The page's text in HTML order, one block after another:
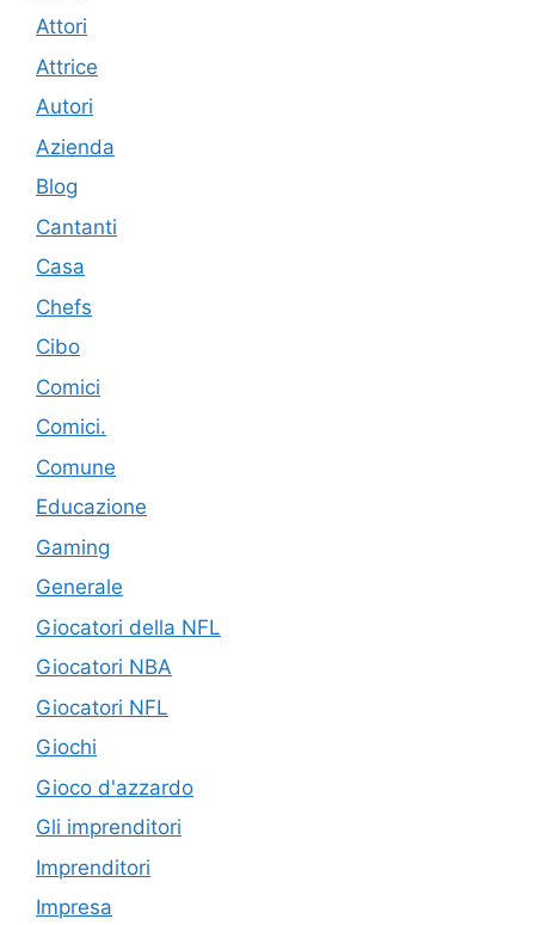
Attori
Attrice
Autori
Azienda
Blog
Cantanti
Casa
Chefs
Cibo
Comici
Comici.
Comune
Educazione
Gaming
Generale
Giocatori della NFL
Giocatori NBA
Giocatori NFL
Giochi
Gioco d'azzardo
Gli imprenditori
Imprenditori
Impresa